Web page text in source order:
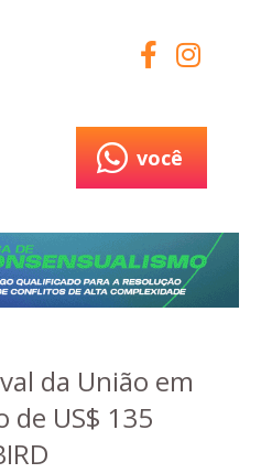
você
da União em
de US$ 135